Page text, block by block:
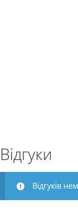
Відгуки
Відгуків